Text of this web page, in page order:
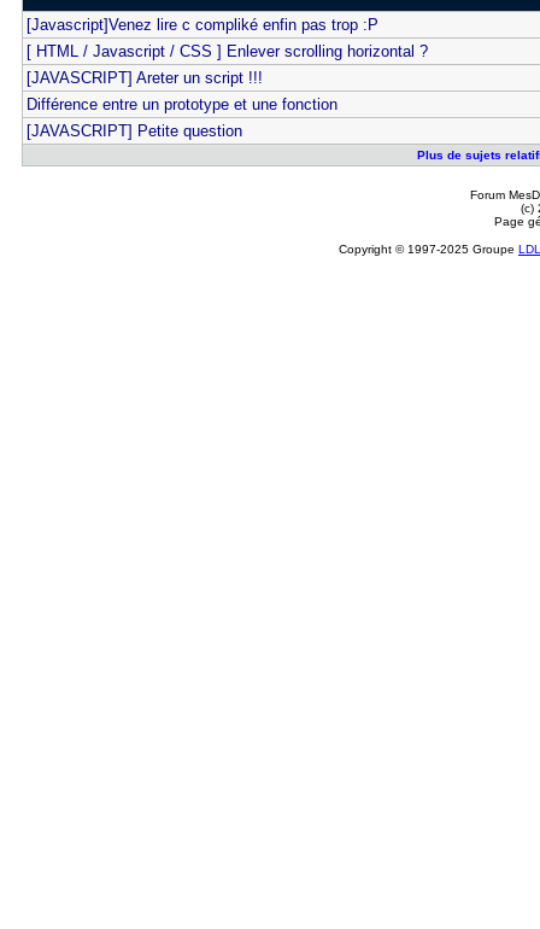
[Javascript]Venez lire c compliké enfin pas trop :P
[ HTML / Javascript / CSS ] Enlever scrolling horizontal ?
[JAVASCRIPT] Areter un script !!!
Différence entre un prototype et une fonction
[JAVASCRIPT] Petite question
Plus de sujets
Forum
(c)
Page
Copyright © 1997-2025 Groupe